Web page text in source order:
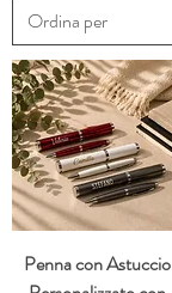
Penna con Astuccio